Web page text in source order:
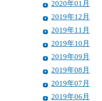
2020年01月
2019年12月
2019年11月
2019年10月
2019年09月
2019年08月
2019年07月
2019年06月